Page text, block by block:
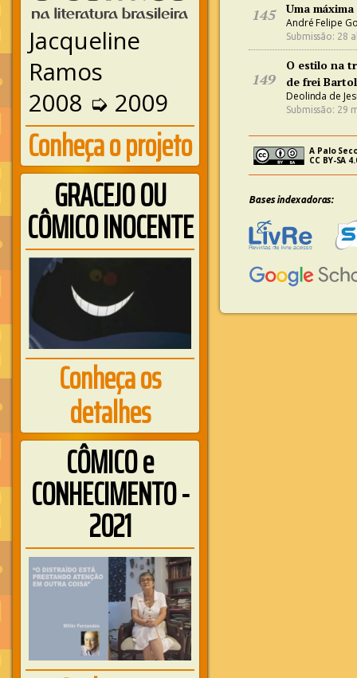
Jacqueline
Ramos
2008 ➭ 2009
Conheça o projeto
GRACEJO OU
CÔMICO INOCENTE
Conheça os
detalhes
CÔMICO e
CONHECIMENTO -
2021
145 Uma
André Felipe
Submissão: 28
149
O estilo na
de frei
Deolinda de
Submissão: 29
A Palo
CC BY-SA
Bases indexadoras: